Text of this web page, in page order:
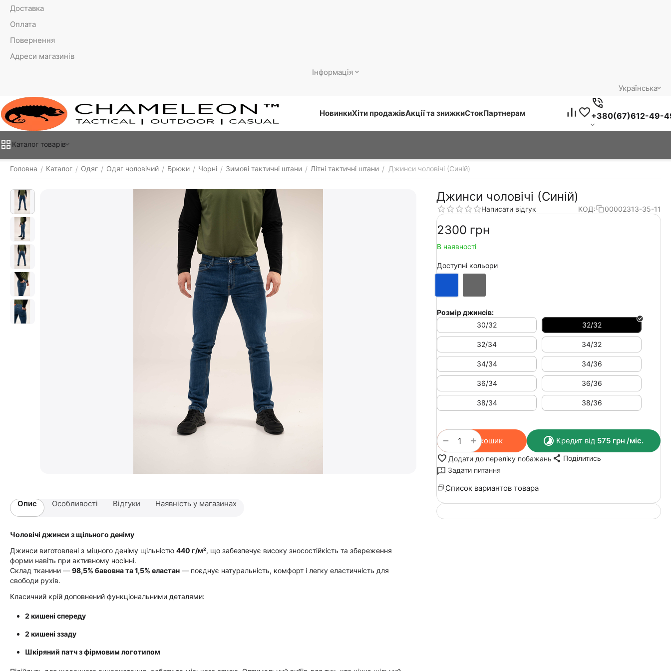
Доставка
Оплата
Повернення
Адреси магазинів
Інформація
Українська
НовинкиХіти продажівАкції та знижкиСтокПартнерам +380(67)612-49-
Каталог товарiв
Головна / Каталог / Одяг / Одяг чоловічий / Брюки / Чорні / Зимові тактичні штани / Літні тактичні штани / Джинси чоловічі (Синій)
Джинси чоловічі (Синій)
Написати відгук КОД: 00002313-35-11
‍2300‍ грн
В наявності
Доступні кольори
Розмір джинсів:
30/32
32/32
32/34 34/32
34/34 34/36
36/34 36/36
38/34 38/36
+
− У кошик Кредит від 575 грн /міс.
Додати до переліку побажань
Поділитись
Задати питання
Список вариантов товара
Опис
Особливості Відгуки Наявність у магазинах
Чоловічі джинси з щільного деніму
Джинси виготовлені з міцного деніму щільністю 440 г/м², що забезпечує високу зносостійкість та збереження
форми навіть при активному носінні.
Склад тканини — 98,5% бавовна та 1,5% еластан — поєднує натуральність, комфорт і легку еластичність для
свободи рухів.
Класичний крій доповнений функціональними деталями:
2 кишені спереду
2 кишені ззаду
Шкіряний патч з фірмовим логотипом